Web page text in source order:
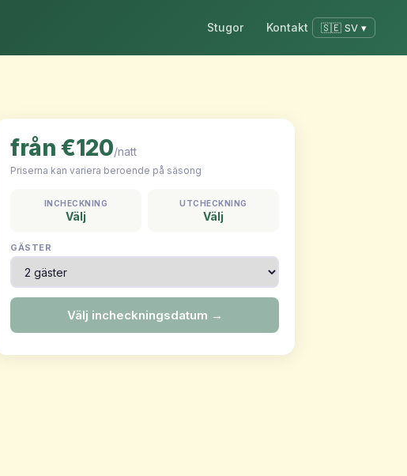
Stugor Kontakt 🇸🇪 SV ▾
från €120/natt
Priserna kan variera beroende på säsong
INCHECKNING
Välj
UTCHECKNING
Välj
GÄSTER
Välj incheckningsdatum →